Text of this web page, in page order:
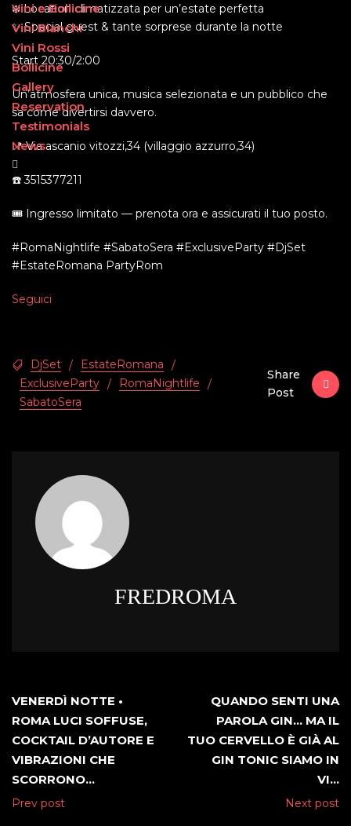
Vini e Bollicine
Vini Bianchi
Vini Rossi
Bollicine
Gallery
Reservation
Testimonials
News
❄️ Location climatizzata per un’estate perfetta
✨ Special guest & tante sorprese durante la notte
Start 20:30/2:00
Un’atmosfera unica, musica selezionata e un pubblico che
sa come divertirsi davvero.
📍 Via ascanio vitozzi,34 (villaggio azzurro,34)
☎️ 3515377211
🎟️ Ingresso limitato — prenota ora e assicurati il tuo posto.
#RomaNightlife #SabatoSera #ExclusiveParty #DjSet
#EstateRomana PartyRom
Seguici
DjSet / EstateRomana
/
ExclusiveParty / RomaNightlife
/
SabatoSera
Share
Post
FREDROMA
VENERDÌ NOTTE •
ROMA LUCI SOFFUSE,
COCKTAIL D’AUTORE E
VIBRAZIONI CHE
SCORRONO…
Prev post
QUANDO SENTI UNA
PAROLA GIN… MA IL
TUO CERVELLO È GIÀ AL
GIN TONIC SIAMO IN
VI…
Next post